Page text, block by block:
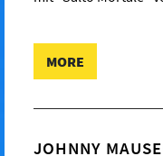
MORE
JOHNNY